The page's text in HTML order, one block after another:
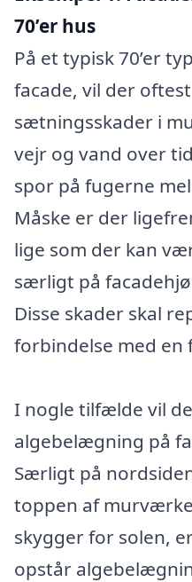
70’er hus
På et typisk 70’er
facade, vil der
sætningsskader i
vejr og vand over
spor på fugerne
Måske er der
lige som der kan
særligt på
Disse skader skal
forbindelse med en
I nogle tilfælde vil
algebelægning på
Særligt på
toppen af
skygger for solen,
opstår